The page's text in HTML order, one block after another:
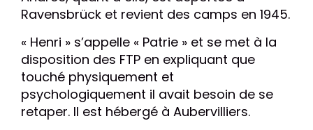
Ravensbrück et revient des camps en 1945.
« Henri » s’appelle « Patrie » et se met à la
disposition des FTP en expliquant que
touché physiquement et
psychologiquement il avait besoin de se
retaper. Il est hébergé à Aubervilliers.